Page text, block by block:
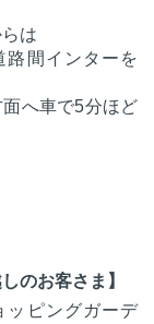
は
路間インターを
面へ車で5分ほど
のお客さま】
ッピングガーデ